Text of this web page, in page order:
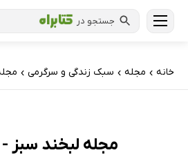
جستجو در
خانه › مجله › سبک زندگی و سرگرمی ›
مجله لبخند سبز -